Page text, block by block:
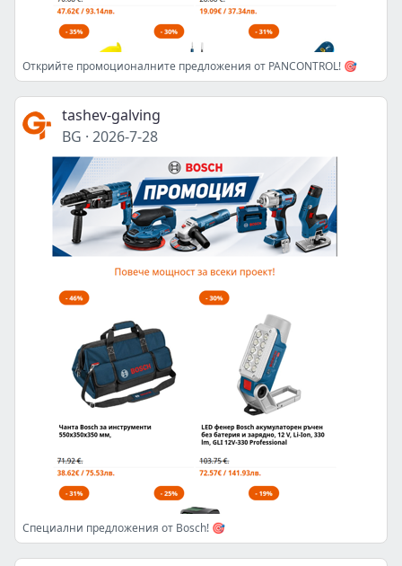
Открийте промоционалните предложения от PANCONTROL! 🎯
tashev-galving
BG · 2026-7-28
Специални предложения от Bosch! 🎯